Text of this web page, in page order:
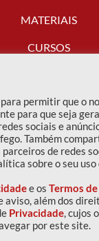
MATERIAIS
CURSOS
FALE CONOSCO
IPOG - Todos os
de privacidade
para permitir que o
para que seja
sociais e
Também
de redes
sobre o seu
e os Termos
aviso, além dos
Privacidade, cujos
por este site.